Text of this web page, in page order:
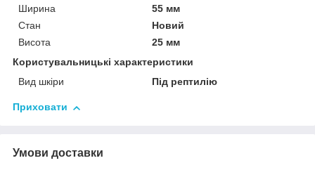
Ширина
55 мм
Стан
Новий
Висота
25 мм
Користувальницькі характеристики
Вид шкіри
Під рептилію
Приховати
Умови доставки